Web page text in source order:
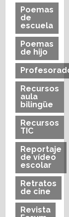
Poemas
de
escuela
Poemas
de hijo
Recursos
aula
bilingüe
Recursos
TIC
Reportaje
de vídeo
escolar
Retratos
de cine
Revista